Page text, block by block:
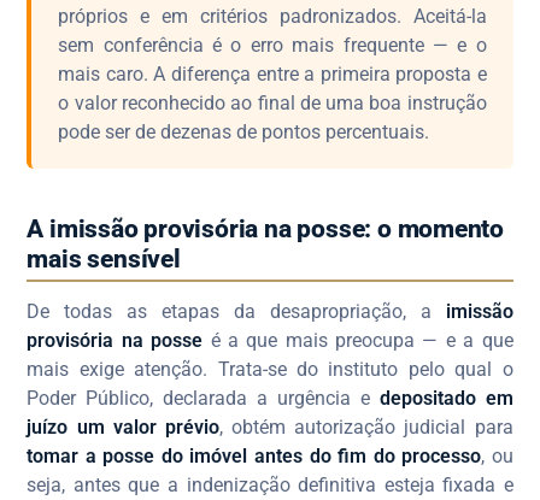
próprios e em critérios padronizados. Aceitá-la
sem conferência é o erro mais frequente — e o
mais caro. A diferença entre a primeira proposta e
o valor reconhecido ao final de uma boa instrução
pode ser de dezenas de pontos percentuais.
A imissão provisória na posse: o momento
mais sensível
De todas as etapas da desapropriação, a imissão
provisória na posse é a que mais preocupa — e a que
mais exige atenção. Trata-se do instituto pelo qual o
Poder Público, declarada a urgência e depositado em
juízo um valor prévio, obtém autorização judicial para
tomar a posse do imóvel antes do fim do processo, ou
seja, antes que a indenização definitiva esteja fixada e